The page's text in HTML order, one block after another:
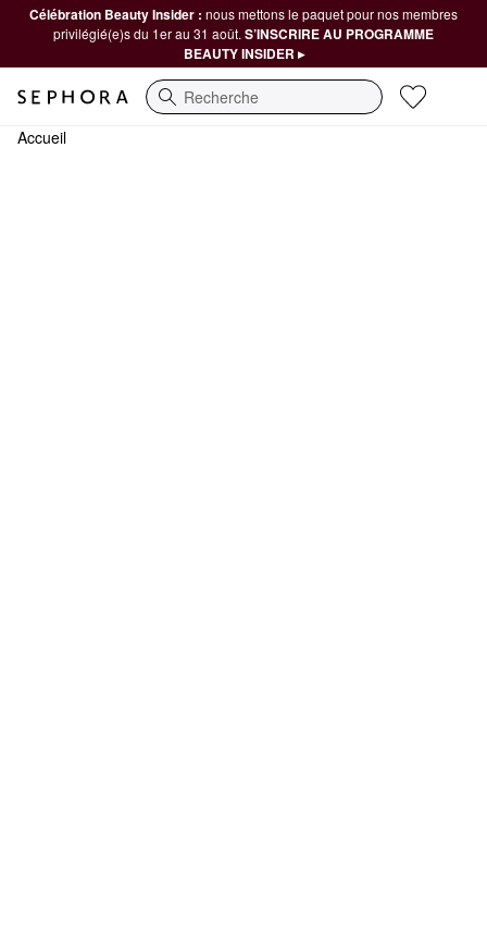
Célébration Beauty Insider : nous mettons le paquet pour nos membres
privilégié(e)s du 1er au 31 août. S’INSCRIRE AU PROGRAMME
BEAUTY INSIDER ▸
Recherche
Accueil